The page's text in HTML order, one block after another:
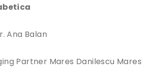
Ana Balan
Partner Mares Danilescu Mares